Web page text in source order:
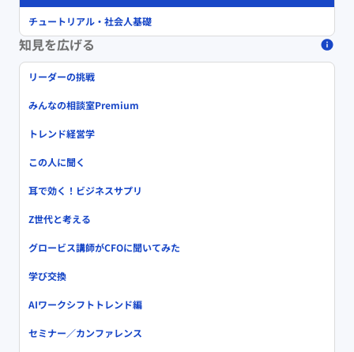
チュートリアル・社会人基礎
知見を広げる
リーダーの挑戦
みんなの相談室Premium
トレンド経営学
この人に聞く
耳で効く！ビジネスサプリ
Z世代と考える
グロービス講師がCFOに聞いてみた
学び交換
AIワークシフトトレンド編
セミナー／カンファレンス